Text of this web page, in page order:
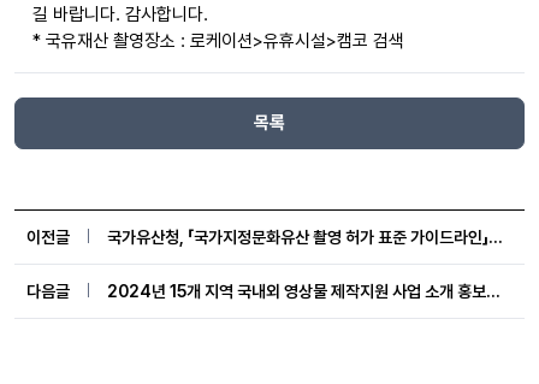
길 바랍니다. 감사합니다.
* 국유재산 촬영장소 : 로케이션>유휴시설>캠코 검색
목록
이전글 국가유산청, 「국가지정문화유산 촬영 허가 표준 가이드라인」 마련
다음글 2024년 15개 지역 국내외 영상물 제작지원 사업 소개 홍보자료 업데이트